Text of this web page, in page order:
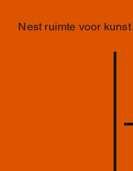
Nest ruimte voor kunst